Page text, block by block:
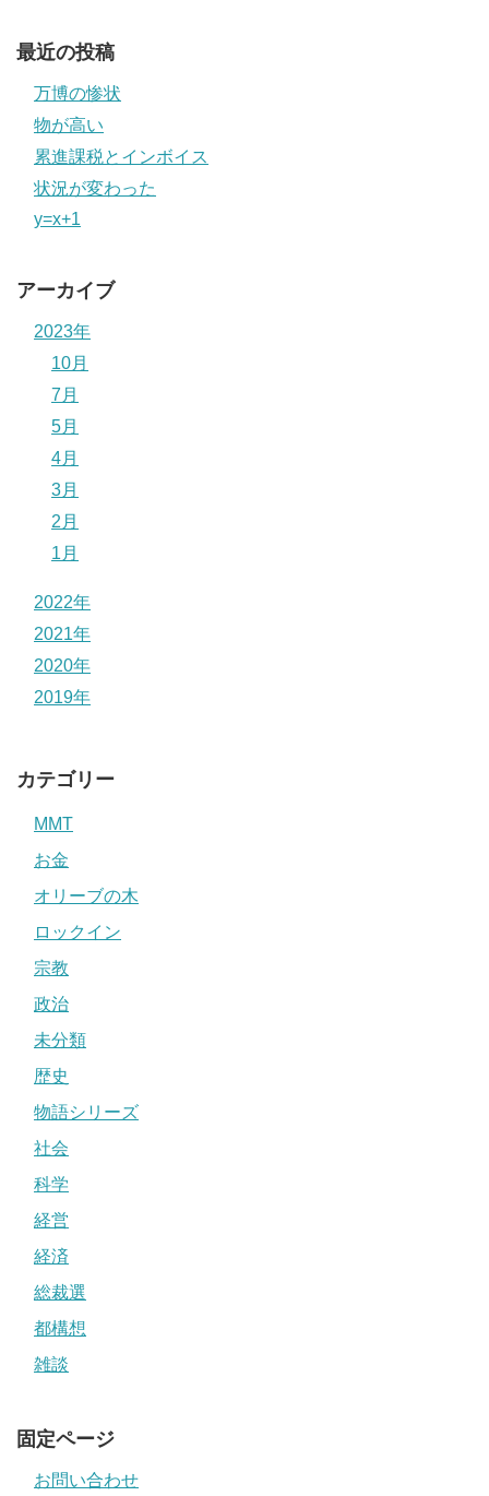
最近の投稿
万博の惨状
物が高い
累進課税とインボイス
状況が変わった
y=x+1
アーカイブ
2023年
10月
7月
5月
4月
3月
2月
1月
2022年
2021年
2020年
2019年
カテゴリー
MMT
お金
オリーブの木
ロックイン
宗教
政治
未分類
歴史
物語シリーズ
社会
科学
経営
経済
総裁選
都構想
雑談
固定ページ
お問い合わせ